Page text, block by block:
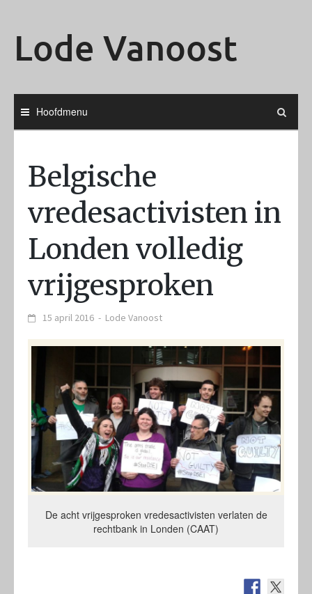
Lode Vanoost
Hoofdmenu
Belgische
vredesactivisten in
Londen volledig
vrijgesproken
15 april 2016 - Lode Vanoost
De acht vrijgesproken vredesactivisten verlaten de
rechtbank in Londen (CAAT)